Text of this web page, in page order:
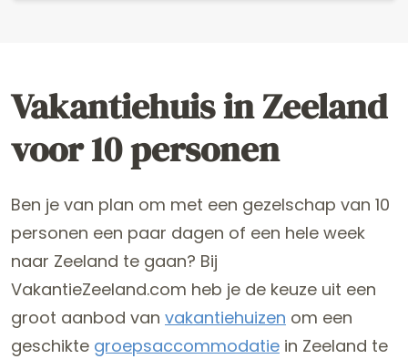
Vakantiehuis in Zeeland
voor 10 personen
Ben je van plan om met een gezelschap van 10
personen een paar dagen of een hele week
naar Zeeland te gaan? Bij
VakantieZeeland.com heb je de keuze uit een
groot aanbod van vakantiehuizen om een
geschikte groepsaccommodatie in Zeeland te